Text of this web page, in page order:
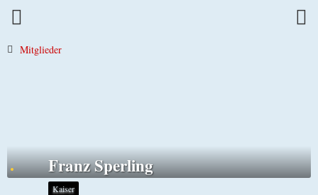
Mitglieder
Franz Sperling
Kaiser